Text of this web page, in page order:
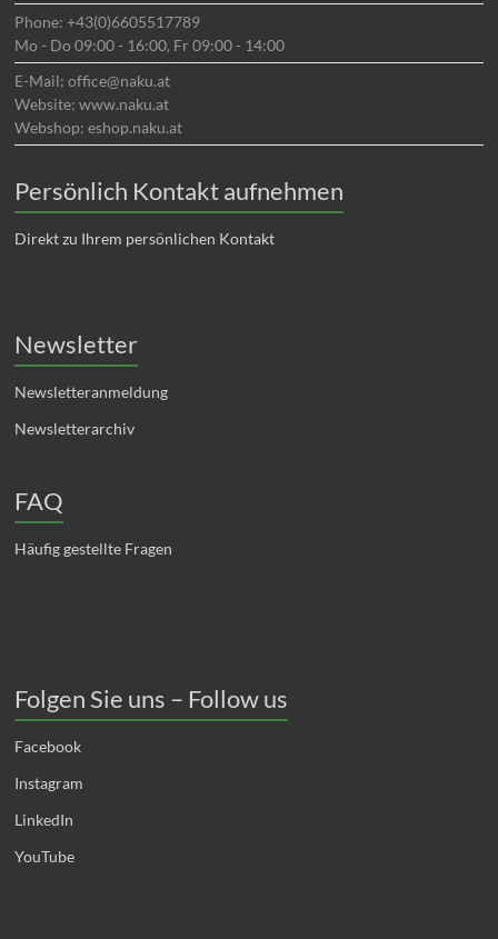
Phone: +43(0)6605517789
Mo - Do 09:00 - 16:00, Fr 09:00 - 14:00
E-Mail: office@naku.at
Website: www.naku.at
Webshop: eshop.naku.at
Persönlich Kontakt aufnehmen
Direkt zu Ihrem persönlichen Kontakt
Newsletter
Newsletteranmeldung
Newsletterarchiv
FAQ
Häufig gestellte Fragen
Folgen Sie uns – Follow us
Facebook
Instagram
LinkedIn
YouTube